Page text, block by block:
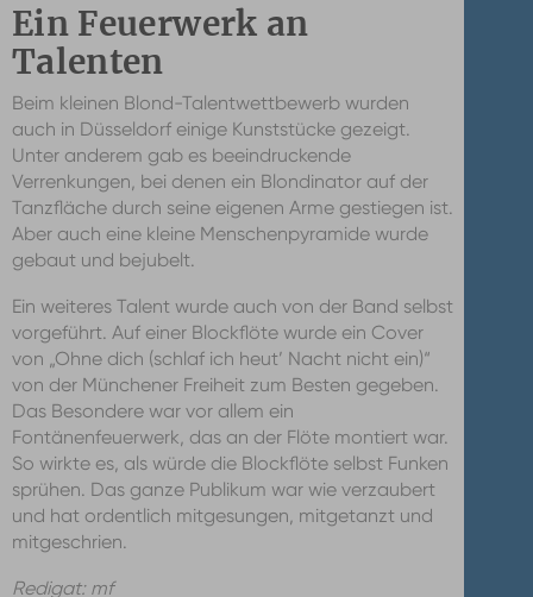
Ein Feuerwerk an
Talenten
Beim kleinen Blond-Talentwettbewerb wurden
auch in Düsseldorf einige Kunststücke gezeigt.
Unter anderem gab es beeindruckende
Verrenkungen, bei denen ein Blondinator auf der
Tanzfläche durch seine eigenen Arme gestiegen ist.
Aber auch eine kleine Menschenpyramide wurde
gebaut und bejubelt.
Ein weiteres Talent wurde auch von der Band selbst
vorgeführt. Auf einer Blockflöte wurde ein Cover
von „Ohne dich (schlaf ich heut’ Nacht nicht ein)“
von der Münchener Freiheit zum Besten gegeben.
Das Besondere war vor allem ein
Fontänenfeuerwerk, das an der Flöte montiert war.
So wirkte es, als würde die Blockflöte selbst Funken
sprühen. Das ganze Publikum war wie verzaubert
und hat ordentlich mitgesungen, mitgetanzt und
mitgeschrien.
Redigat: mf